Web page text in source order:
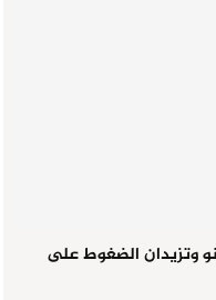
وتزيدان الضغوط على